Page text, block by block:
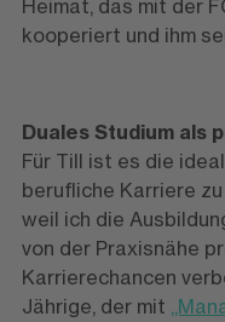
Heimat, das mit der
kooperiert und ihm
Duales Studium als
Für Till ist es die
berufliche Karriere
weil ich die
von der Praxisnähe
Karrierechancen
Jährige, der mit